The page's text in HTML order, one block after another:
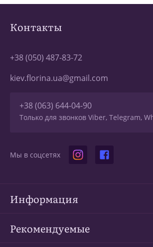
Контакты
+38 (050) 487-83-72
kiev.florina.ua@gmail.com
+38 (063) 644-04-90
Только для звонков Viber, Telegram,
Мы в соцсетях
Информация
Рекомендуемые